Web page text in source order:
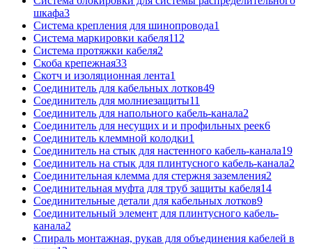
шкафа3
Система крепления для шинопровода1
Система маркировки кабеля112
Система протяжки кабеля2
Скоба крепежная33
Скотч и изоляционная лента1
Соединитель для кабельных лотков49
Соединитель для молниезащиты11
Соединитель для напольного кабель-канала2
Соединитель для несущих и и профильных реек6
Соединитель клеммной колодки1
Соединитель на стык для настенного кабель-канала19
Соединитель на стык для плинтусного кабель-канала2
Соединительная клемма для стержня заземления2
Соединительная муфта для труб защиты кабеля14
Соединительные детали для кабельных лотков9
Соединительный элемент для плинтусного кабель-
канала2
Спираль монтажная, рукав для объединения кабелей в